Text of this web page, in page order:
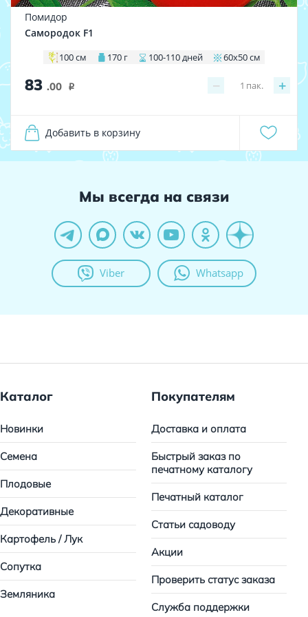
Помидор
Самородок F1
100 см 170 г 100-110 дней 60х50 см
83 .00 i − +
1 пак.
Добавить в корзину
Мы всегда на связи
Viber Whatsapp
Каталог
Новинки
Семена
Плодовые
Декоративные
Картофель / Лук
Сопутка
Земляника
Покупателям
Доставка и оплата
Быстрый заказ по
печатному каталогу
Печатный каталог
Статьи садоводу
Акции
Проверить статус заказа
Служба поддержки